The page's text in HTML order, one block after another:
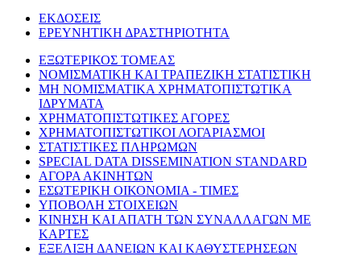
ΕΚΔΟΣΕΙΣ
ΕΡΕΥΝΗΤΙΚΗ ΔΡΑΣΤΗΡΙΟΤΗΤΑ
ΕΞΩΤΕΡΙΚΟΣ ΤΟΜΕΑΣ
ΝΟΜΙΣΜΑΤΙΚΗ ΚΑΙ ΤΡΑΠΕΖΙΚΗ ΣΤΑΤΙΣΤΙΚΗ
ΜΗ ΝΟΜΙΣΜΑΤΙΚΑ ΧΡΗΜΑΤΟΠΙΣΤΩΤΙΚΑ
ΙΔΡΥΜΑΤΑ
ΧΡΗΜΑΤΟΠΙΣΤΩΤΙΚΕΣ ΑΓΟΡΕΣ
ΧΡΗΜΑΤΟΠΙΣΤΩΤΙΚΟΙ ΛΟΓΑΡΙΑΣΜΟΙ
ΣΤΑΤΙΣΤΙΚΕΣ ΠΛΗΡΩΜΩΝ
SPECIAL DATA DISSEMINATION STANDARD
ΑΓΟΡΑ ΑΚΙΝΗΤΩΝ
ΕΣΩΤΕΡΙΚΗ ΟΙΚΟΝΟΜΙΑ - ΤΙΜΕΣ
ΥΠΟΒΟΛΗ ΣΤΟΙΧΕΙΩΝ
ΚΙΝΗΣΗ ΚΑΙ ΑΠΑΤΗ ΤΩΝ ΣΥΝΑΛΛΑΓΩΝ ΜΕ
ΚΑΡΤΕΣ
ΕΞΕΛΙΞΗ ΔΑΝΕΙΩΝ ΚΑΙ ΚΑΘΥΣΤΕΡΗΣΕΩΝ